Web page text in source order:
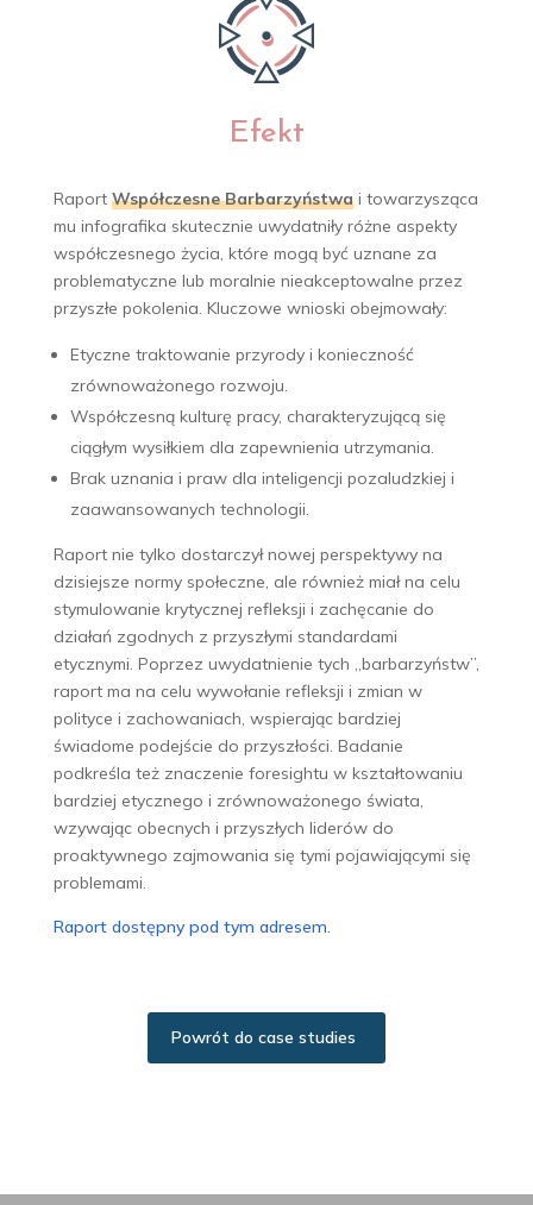
Efekt
Raport Współczesne Barbarzyństwai towarzysząca
mu infografika skutecznie uwydatniły różne aspekty
współczesnego życia, które mogą być uznane za
problematyczne lub moralnie nieakceptowalne przez
przyszłe pokolenia. Kluczowe wnioski obejmowały:
Etyczne traktowanie przyrody i konieczność
zrównoważonego rozwoju.
Współczesną kulturę pracy, charakteryzującą się
ciągłym wysiłkiem dla zapewnienia utrzymania.
Brak uznania i praw dla inteligencji pozaludzkiej i
zaawansowanych technologii.
Raport nie tylko dostarczył nowej perspektywy na
dzisiejsze normy społeczne, ale również miał na celu
stymulowanie krytycznej refleksji i zachęcanie do
działań zgodnych z przyszłymi standardami
etycznymi. Poprzez uwydatnienie tych „barbarzyństw”,
raport ma na celu wywołanie refleksji i zmian w
polityce i zachowaniach, wspierając bardziej
świadome podejście do przyszłości. Badanie
podkreśla też znaczenie foresightu w kształtowaniu
bardziej etycznego i zrównoważonego świata,
wzywając obecnych i przyszłych liderów do
proaktywnego zajmowania się tymi pojawiającymi się
problemami.
Raport dostępny pod tym adresem.
Powrót do case studies